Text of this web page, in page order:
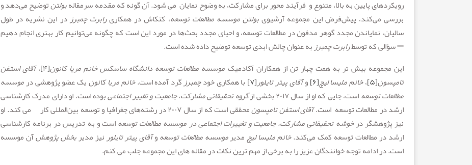
رویکردهای پایین به بالا، متنوع و فرآیند محور برای مشارکت، به وضوح نمایان می شود. آن گونه که مقدمه سرمقاله بولتن توضیح می‌دهد و
بررسی می‌کند، پیش‌فرض این مجموعه آرشیوی بولتن موسسه مطالعات توسعه، کنکاش در همکاریرابرت چمبرز
در این نشریه در طول
سالیان، نمایاندن مجدد گوهر مدفون در مطالعات توسعه، و احیای مجدد بحث‌ها در مورد این است که چگونه می‌توانیم کار بهتری انجام دهیم
– سؤالی که توسطرابرت چمبرز به عنوان چالش ابدی توسعه توضیح داده شده است.
این مجموعه بیش تر به همت چهار تن از همکاران آکادمیک موسسه مطالعات توسعه دانشگاه ساسکس خانم مریا کانون[۴] ،آقای استفن
تامپسون[۵] ،خانم ملیسا لیچ [۶] وآقای پیتر تایلور [۷] با همکاری خودچمبرز گرد آمده است.خانم مریا کانون یک عضو پژوهشی در موسسه
مطالعات توسعه است، جایی که او از سال ۲۰۱۷ بخشی از گروه تحقیقاتی مشارکت، جامعیت و تغییر اجتماعیبوده است. او دارای مدرک کارشناسی
ارشد در مطالعات توسعه است.آقای استفن تامپسون
محققی است که از سال ۲۰۰۷ در رشته‌های جغرافیا و توسعه بین‌المللی کار می کند. او
نیز پژوهشگر درخوشه تحقیقاتی مشارکت، جامعیت و تغییرات اجتماعی در موسسه مطالعات توسعه است و به تدریس در برنامه کارشناسی
ارشد در مطالعات توسعه کمک می‌کند.خانم ملیسا لیچ مدیرموسسه مطالعات توسعه وآقای پیتر تایلور نیز مدیربخش پژوهش آن موسسه
است. در ادامه توجه خوانندگان عزیز را به برخی از مهم ترین نکات در مقاله های این مجموعه جلب می کنم.